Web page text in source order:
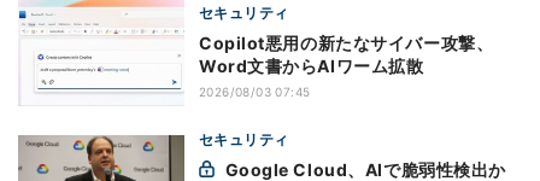
セキュリティ
Copilot悪用の新たなサイバー攻撃、
Word文書からAIワーム拡散
2026/08/03 07:45
セキュリティ